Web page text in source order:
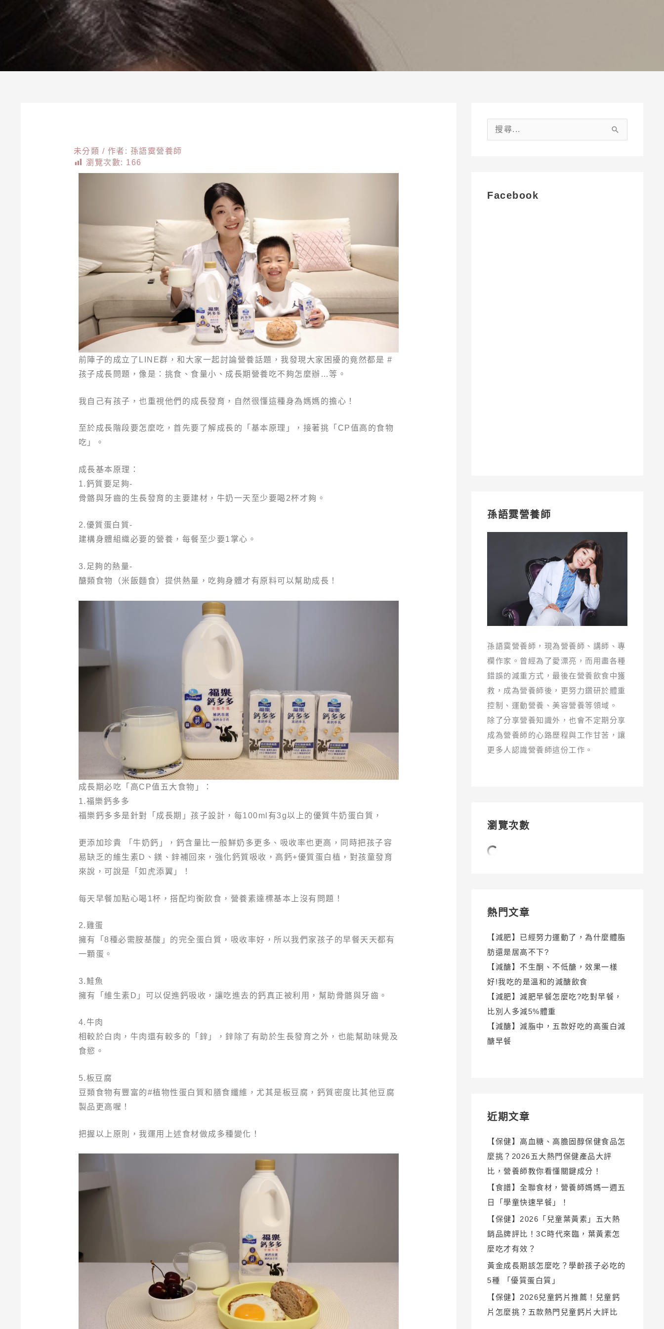
未分類 / 作者: 孫語霙營養師
瀏覽次數: 166
前陣子的成立了LINE群，和大家一起討論營養話題，我發現大家困擾的竟然都是 #
孩子成長問題，像是：挑食、食量小、成長期營養吃不夠怎麼辦…等。
我自己有孩子，也重視他們的成長發育，自然很懂這種身為媽媽的擔心！
至於成長階段要怎麼吃，首先要了解成長的「基本原理」，接著挑「CP值高的食物
吃」。
成長基本原理：
1.鈣質要足夠-
骨骼與牙齒的生長發育的主要建材，牛奶一天至少要喝2杯才夠。
2.優質蛋白質-
建構身體組織必要的營養，每餐至少要1掌心。
3.足夠的熱量-
醣類食物（米飯麵食）提供熱量，吃夠身體才有原料可以幫助成長！
成長期必吃「高CP值五大食物」：
1.福樂鈣多多
福樂鈣多多是針對「成長期」孩子設計，每100ml有3g以上的優質牛奶蛋白質，
更添加珍貴 「牛奶鈣」，鈣含量比一般鮮奶多更多、吸收率也更高，同時把孩子容
易缺乏的維生素D、鎂、鋅補回來，強化鈣質吸收，高鈣+優質蛋白植，對孩童發育
來說，可說是「如虎添翼」！
每天早餐加點心喝1杯，搭配均衡飲食，營養素達標基本上沒有問題！
2.雞蛋
擁有「8種必需胺基酸」的完全蛋白質，吸收率好，所以我們家孩子的早餐天天都有
一顆蛋。
3.鮭魚
擁有「維生素D」可以促進鈣吸收，讓吃進去的鈣真正被利用，幫助骨骼與牙齒。
4.牛肉
相較於白肉，牛肉還有較多的「鋅」，鋅除了有助於生長發育之外，也能幫助味覺及
食慾。
5.板豆腐
豆類食物有豐富的#植物性蛋白質和膳食纖維，尤其是板豆腐，鈣質密度比其他豆腐
製品更高喔！
把握以上原則，我運用上述食材做成多種變化！
字
Facebook
孫語霙營養師
孫語霙營養師，現為營養師、講師、專
欄作家。曾經為了愛漂亮，而用盡各種
錯誤的減重方式，最後在營養飲食中獲
救，成為營養師後，更努力鑽研於體重
控制、運動營養、美容營養等領域。
除了分享營養知識外，也會不定期分享
成為營養師的心路歷程與工作甘苦，讓
更多人認識營養師這份工作。
瀏覽次數
熱門文章
【減肥】已經努力運動了，為什麼體脂
肪還是居高不下?
【減醣】不生酮、不低醣，效果一樣
好!我吃的是溫和的減醣飲食
【減肥】減肥早餐怎麼吃?吃對早餐，
比別人多減5%體重
【減醣】減脂中，五款好吃的高蛋白減
醣早餐
近期文章
【保健】高血糖、高膽固醇保健食品怎
麼挑？2026五大熱門保健產品大評
比，營養師教你看懂關鍵成分！
【食譜】全聯食材，營養師媽媽一週五
日「學童快速早餐」！
【保健】2026「兒童葉黃素」五大熱
銷品牌評比！3C時代來臨，葉黃素怎
麼吃才有效？
黃金成長期該怎麼吃？學齡孩子必吃的
5種 「優質蛋白質」
【保健】2026兒童鈣片推薦！兒童鈣
片怎麼挑？五款熱門兒童鈣片大評比